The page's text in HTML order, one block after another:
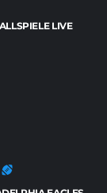
LIVE